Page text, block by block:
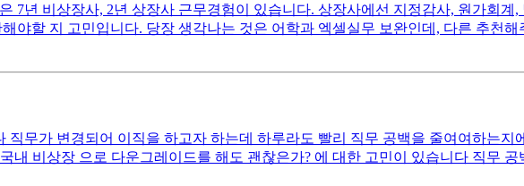
7년 비상장사, 2년 상장사 근무경험이 있습니다. 상장사에선 지정감사, 원가회계
야할 지 고민입니다. 당장 생각나는 것은 어학과 엑셀실무 보완인데, 다른 추천
무가 변경되어 이직을 하고자 하는데 하루라도 빨리 직무 공백을 줄여여하는지
내 비상장 으로 다운그레이드를 해도 괜찮은가? 에 대한 고민이 있습니다 직무